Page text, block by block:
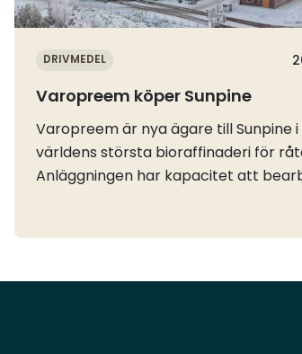
DRIVMEDEL
Varopreem köper Sunpine
Varopreem är nya ägare till Sunpine i
världens största bioraffinaderi för
Anläggningen har kapacitet att
SAF.Råtallolja är en förnybar